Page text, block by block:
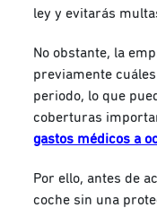
ley y evitarás
No obstante, la
previamente
periodo, lo que
coberturas
gastos médicos a
Por ello, antes de
coche sin una